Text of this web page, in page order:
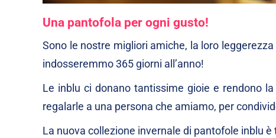
Una pantofola per ogni gusto!
Sono le nostre migliori amiche, la loro
indosseremmo 365 giorni all’anno!
Le inblu ci donano tantissime gioie e rendono
regalarle a una persona che amiamo, per
La nuova collezione invernale di pantofole inblu